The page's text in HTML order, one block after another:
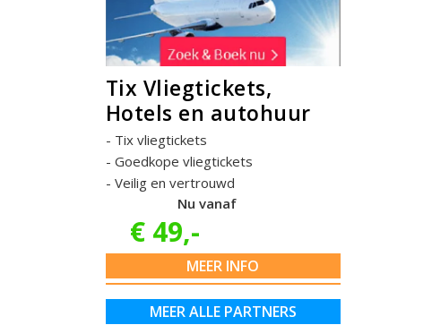
Tix Vliegtickets,
Hotels en autohuur
Tix vliegtickets
Goedkope vliegtickets
Veilig en vertrouwd
Nu vanaf
€ 49,-
MEER INFO
MEER ALLE PARTNERS